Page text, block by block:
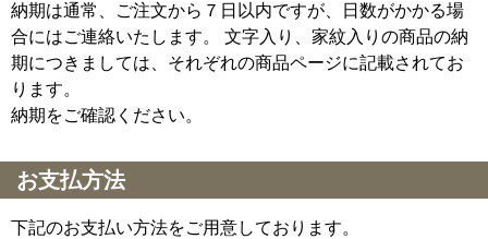
納期は通常、ご注文から７日以内ですが、日数がかかる場
合にはご連絡いたします。 文字入り、家紋入りの商品の納
期につきましては、それぞれの商品ページに記載されてお
ります。
納期をご確認ください。
お支払方法
下記のお支払い方法をご用意しております。